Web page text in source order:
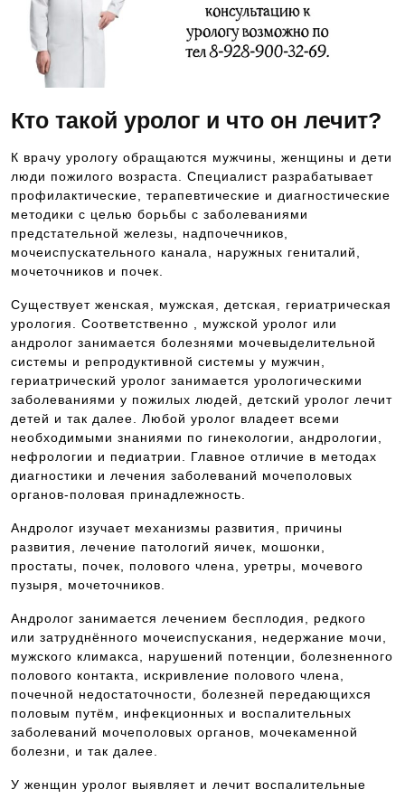
Кто такой уролог и что он лечит?
К врачу урологу обращаются мужчины, женщины и дети
люди пожилого возраста. Специалист разрабатывает
профилактические, терапевтические и диагностические
методики с целью борьбы с заболеваниями
предстательной железы, надпочечников,
мочеиспускательного канала, наружных гениталий,
мочеточников и почек.
Существует женская, мужская, детская, гериатрическая
урология. Соответственно , мужской уролог или
андролог занимается болезнями мочевыделительной
системы и репродуктивной системы у мужчин,
гериатрический уролог занимается урологическими
заболеваниями у пожилых людей, детский уролог лечит
детей и так далее. Любой уролог владеет всеми
необходимыми знаниями по гинекологии, андрологии,
нефрологии и педиатрии. Главное отличие в методах
диагностики и лечения заболеваний мочеполовых
органов-половая принадлежность.
Андролог изучает механизмы развития, причины
развития, лечение патологий яичек, мошонки,
простаты, почек, полового члена, уретры, мочевого
пузыря, мочеточников.
Андролог занимается лечением бесплодия, редкого
или затруднённого мочеиспускания, недержание мочи,
мужского климакса, нарушений потенции, болезненного
полового контакта, искривление полового члена,
почечной недостаточности, болезней передающихся
половым путём, инфекционных и воспалительных
заболеваний мочеполовых органов, мочекаменной
болезни, и так далее.
У женщин уролог выявляет и лечит воспалительные